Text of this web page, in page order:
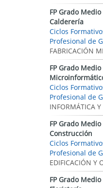
FP Grado
Calderería
Ciclos
Profesional de
FABRICACIÓN
FP Grado
Ciclos
Profesional de
INFORMÁTICA
FP Grado
Construcción
Ciclos
Profesional de
EDIFICACIÓN Y
FP Grado